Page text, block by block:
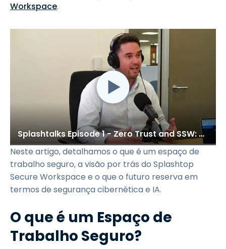
Workspace.
Splashtalks Episode 1 - Zero Trust and SSW: Reinventing Secure Workspace
Neste artigo, detalhamos o que é um espaço de
trabalho seguro, a visão por trás do Splashtop
Secure Workspace e o que o futuro reserva em
termos de segurança cibernética e IA.
O que é um Espaço de
Trabalho Seguro?